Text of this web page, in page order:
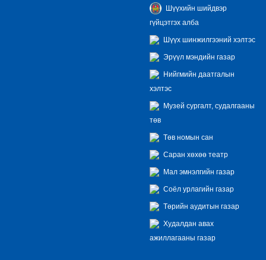
Шүүхийн шийдвэр
гүйцэтгэх алба
Шүүх шинжилгээний хэлтэс
Эрүүл мэндийн газар
Нийгмийн даатгалын
хэлтэс
Музей сургалт, судалгааны
төв
Төв номын сан
Саран хөхөө театр
Мал эмнэлгийн газар
Соёл урлагийн газар
Төрийн аудитын газар
Худалдан авах
ажиллагааны газар